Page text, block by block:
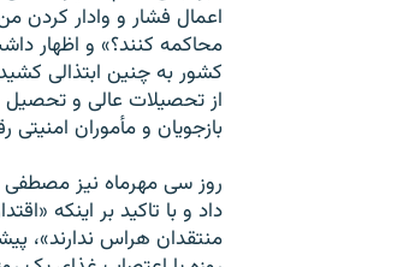
اعمال فشار و وادار کردن
محاکمه کنند؟» و اظهار
کشور به چنين ابتذالی
از تحصيلات عالی و تحصيل
بازجويان و مأموران امنيتی
روز سی مهرماه نيز مصطفی
داد و با تاکيد بر اينکه
منتقدان هراس ندارند»،